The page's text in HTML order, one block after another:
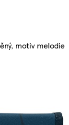
motiv melodie